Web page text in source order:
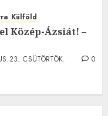
CSÜTÖRTÖK.
Külföld
Közép-Ázsiát! –
CSÜTÖRTÖK.
0